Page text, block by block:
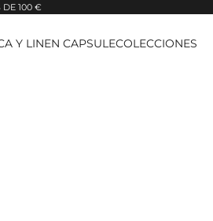
DE 100 €
Y LINEN CAPSULECOLECCIONES